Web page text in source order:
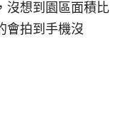
沒想到園區面積比
會拍到手機沒